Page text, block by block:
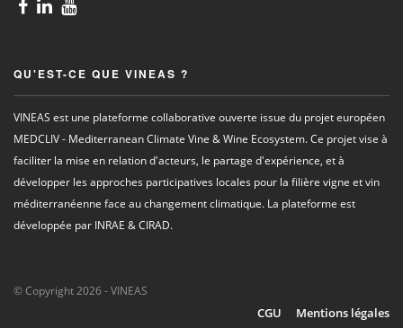
QU'EST-CE QUE VINEAS ?
VINEAS est une plateforme collaborative ouverte issue du projet européen
MEDCLIV - Mediterranean Climate Vine & Wine Ecosystem. Ce projet vise à
faciliter la mise en relation d'acteurs, le partage d'expérience, et à
développer les approches participatives locales pour la filière vigne et vin
méditerranéenne face au changement climatique. La plateforme est
développée par INRAE & CIRAD.
© Copyright 2026 - VINEAS
CGU Mentions légales